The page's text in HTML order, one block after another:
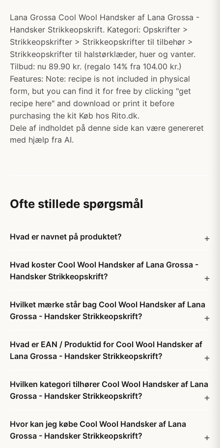
Lana Grossa Cool Wool Handsker af Lana Grossa -
Handsker Strikkeopskrift. Kategori: Opskrifter >
Strikkeopskrifter > Strikkeopskrifter til tilbehør >
Strikkeopskrifter til halstørklæder, huer og vanter.
Tilbud: nu 89.90 kr. (regalo 14% fra 104.00 kr.)
Features: Note: recipe is not included in physical
form, but you can find it for free by clicking "get
recipe here" and download or print it before
purchasing the kit Køb hos Rito.dk.
Dele af indholdet på denne side kan være genereret
med hjælp fra AI.
Ofte stillede spørgsmål
Hvad er navnet på produktet?
Hvad koster Cool Wool Handsker af Lana Grossa -
Handsker Strikkeopskrift?
Hvilket mærke står bag Cool Wool Handsker af Lana
Grossa - Handsker Strikkeopskrift?
Hvad er EAN / Produktid for Cool Wool Handsker af
Lana Grossa - Handsker Strikkeopskrift?
Hvilken kategori tilhører Cool Wool Handsker af Lana
Grossa - Handsker Strikkeopskrift?
Hvor kan jeg købe Cool Wool Handsker af Lana
Grossa - Handsker Strikkeopskrift?